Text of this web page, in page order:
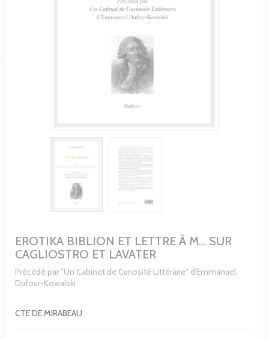
EROTIKA BIBLION ET LETTRE À M... SUR
CAGLIOSTRO ET LAVATER
Précédé par "Un Cabinet de Curiosité Littéraire" d'Emmanuel
Dufour-Kowalski
CTE DE MIRABEAU